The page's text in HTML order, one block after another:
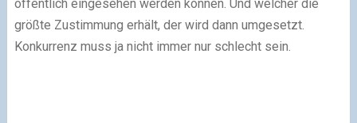
öffentlich eingesehen werden können. Und welcher die
größte Zustimmung erhält, der wird dann umgesetzt.
Konkurrenz muss ja nicht immer nur schlecht sein.